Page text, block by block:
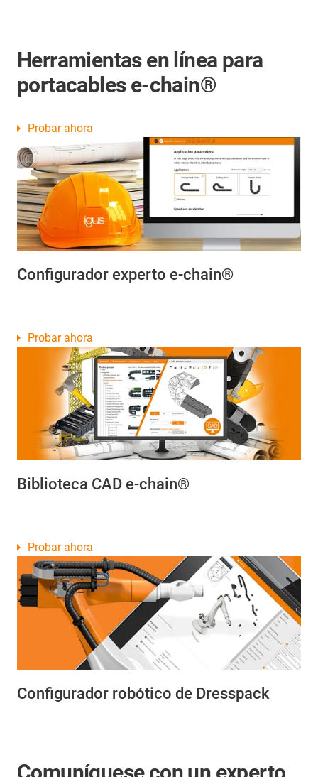
Herramientas en línea para
portacables e-chain®
Configurador experto e-chain®
Probar ahora
Biblioteca CAD e-chain®
Probar ahora
Configurador robótico de Dresspack
Probar ahora